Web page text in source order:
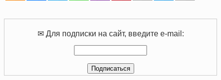
✉ Для подписки на сайт, введите e-mail: